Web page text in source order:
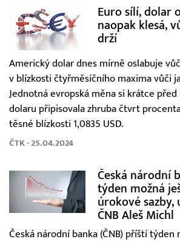
Euro sílí, dolar
naopak klesá,
drží
Americký dolar dnes mírně oslabuje
v blízkosti čtyřměsíčního maxima vůči
Jednotná evropská měna si krátce před
dolaru připisovala zhruba čtvrt
těsné blízkosti 1,0835 USD.
ČTK - 25.04.2024
Česká národní
týden možná
úrokové
ČNB Aleš Michl
Česká národní banka (ČNB) příští týden